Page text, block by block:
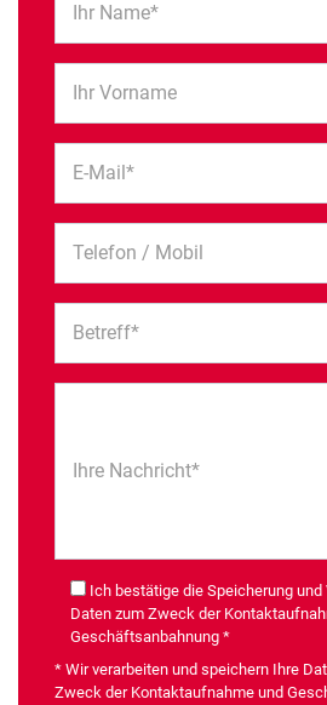
Ihr Name*
Ihr Vorname
E-Mail*
Telefon / Mobil
Betreff*
Ihre Nachricht*
Ich bestätige die Speicherung
Daten zum Zweck der
Geschäftsanbahnung *
* Wir verarbeiten und speichern Ihre
Zweck der Kontaktaufnahme und